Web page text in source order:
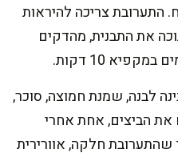
התערובת צריכה להיראות
את התבנית, מהדקים
10 דקות.
לבנה, שמנת חמוצה, סוכר,
את הביצים, אחת אחרי
שהתערובת חלקה, אוורירית